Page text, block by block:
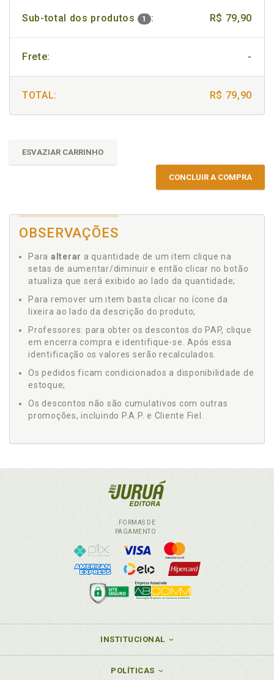
Sub-total dos produtos 1 : R$ 79,90
Frete: -
TOTAL: R$ 79,90
ESVAZIAR CARRINHO
CONCLUIR A COMPRA
OBSERVAÇÕES
Para alterar a quantidade de um item clique na
setas de aumentar/diminuir e então clicar no botão
atualiza que será exibido ao lado da quantidade;
Para remover um item basta clicar no ícone da
lixeira ao lado da descrição do produto;
Professores: para obter os descontos do PAP, clique
em encerra compra e identifique-se. Após essa
identificação os valores serão recalculados.
Os pedidos ficam condicionados a disponibilidade de
estoque;
Os descontos não são cumulativos com outras
promoções, incluindo P.A.P. e Cliente Fiel.
FORMAS DE
PAGAMENTO
INSTITUCIONAL
POLÍTICAS